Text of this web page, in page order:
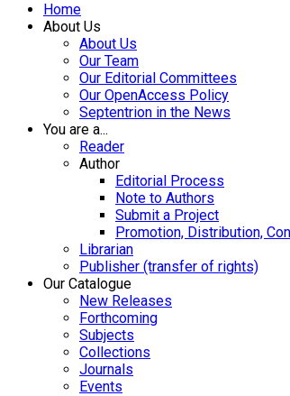
Home
About Us
About Us
Our Team
Our Editorial Committees
Our OpenAccess Policy
Septentrion in the News
You are a...
Reader
Author
Editorial Process
Note to Authors
Submit a Project
Promotion, Distribution,
Librarian
Publisher (transfer of rights)
Our Catalogue
New Releases
Forthcoming
Subjects
Collections
Journals
Events